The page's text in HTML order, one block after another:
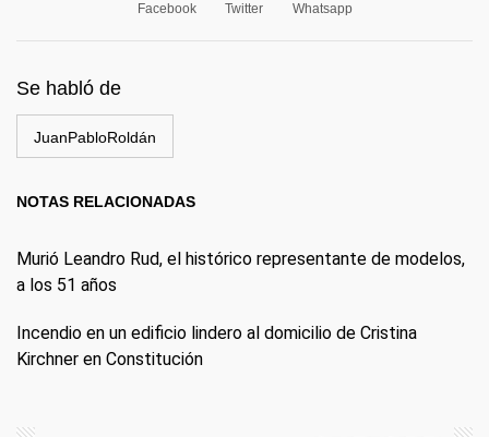
Facebook Twitter Whatsapp
Se habló de
JuanPabloRoldán
NOTAS RELACIONADAS
Murió Leandro Rud, el histórico representante de modelos,
a los 51 años
Incendio en un edificio lindero al domicilio de Cristina
Kirchner en Constitución